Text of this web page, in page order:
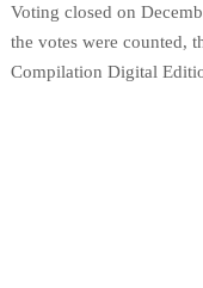
Voting closed on
the votes were counted,
Compilation Digital